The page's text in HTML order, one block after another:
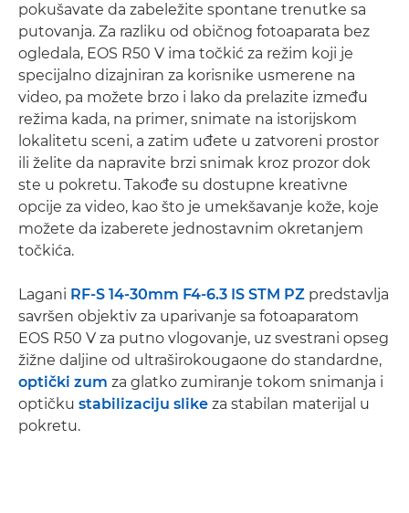
pokušavate da zabeležite spontane trenutke sa
putovanja. Za razliku od običnog fotoaparata bez
ogledala, EOS R50 V ima točkić za režim koji je
specijalno dizajniran za korisnike usmerene na
video, pa možete brzo i lako da prelazite između
režima kada, na primer, snimate na istorijskom
lokalitetu sceni, a zatim uđete u zatvoreni prostor
ili želite da napravite brzi snimak kroz prozor dok
ste u pokretu. Takođe su dostupne kreativne
opcije za video, kao što je umekšavanje kože, koje
možete da izaberete jednostavnim okretanjem
točkića.
Lagani RF-S 14-30mm F4-6.3 IS STM PZ predstavlja
savršen objektiv za uparivanje sa fotoaparatom
EOS R50 V za putno vlogovanje, uz svestrani opseg
žižne daljine od ultraširokougaone do standardne,
optički zum za glatko zumiranje tokom snimanja i
optičku stabilizaciju slike za stabilan materijal u
pokretu.